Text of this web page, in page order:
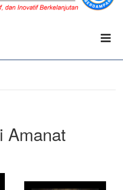
Amanat